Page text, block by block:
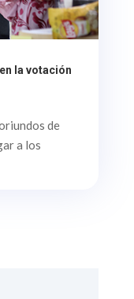
la votación
de
a los